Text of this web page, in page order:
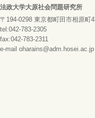
法政大学大原社会問題研究所
〒194-0298 東京都町田市相原町
tel:042-783-2305
fax:042-783-2311
e-mail oharains@adm.hosei.ac.jp